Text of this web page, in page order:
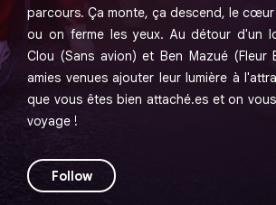
parcours. Ça monte, ça descend, le
ou on ferme les yeux. Au détour d'un
Clou (Sans avion) et Ben Mazué (Fleur
amies venues ajouter leur lumière à
que vous êtes bien attaché.es et on
voyage !
Follow